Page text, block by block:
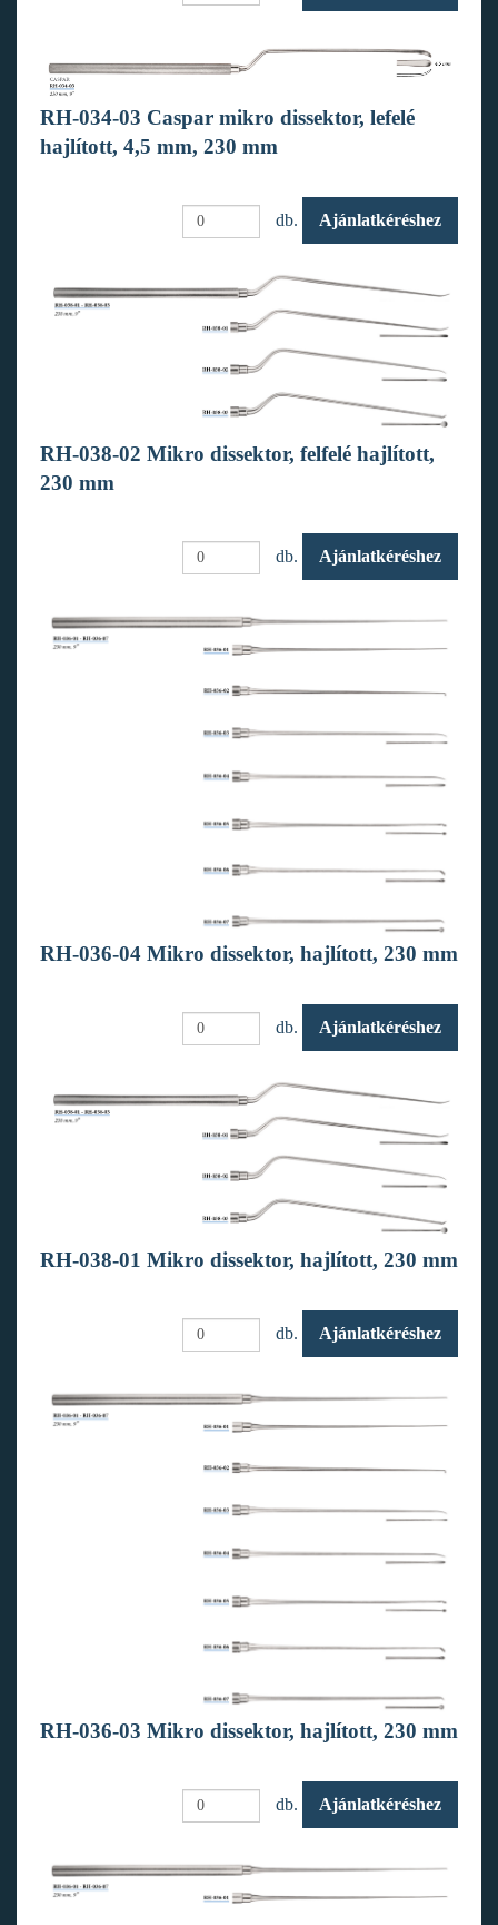
RH-034-03 Caspar mikro dissektor, lefelé
hajlított, 4,5 mm, 230 mm
db. Ajánlatkéréshez
RH-038-02 Mikro dissektor, felfelé hajlított,
230 mm
db. Ajánlatkéréshez
RH-036-04 Mikro dissektor, hajlított, 230 mm
db. Ajánlatkéréshez
RH-038-01 Mikro dissektor, hajlított, 230 mm
db. Ajánlatkéréshez
RH-036-03 Mikro dissektor, hajlított, 230 mm
db. Ajánlatkéréshez